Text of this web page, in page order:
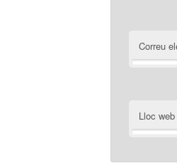
Correu
Lloc web